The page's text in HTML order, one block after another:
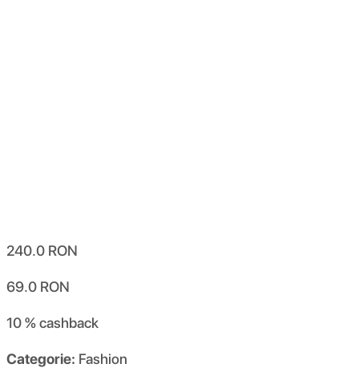
240.0 RON
69.0 RON
10 %cashback
Categorie: Fashion